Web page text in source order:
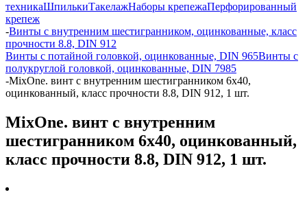
техникаШпилькиТакелажНаборы крепежаПерфорированный
крепеж
-Винты с внутренним шестигранником, оцинкованные, класс
прочности 8.8, DIN 912
Винты с потайной головкой, оцинкованные, DIN 965Винты с
полукруглой головкой, оцинкованные, DIN 7985
-MixOne. винт с внутренним шестигранником 6x40,
оцинкованный, класс прочности 8.8, DIN 912, 1 шт.
MixOne. винт с внутренним
шестигранником 6x40, оцинкованный,
класс прочности 8.8, DIN 912, 1 шт.